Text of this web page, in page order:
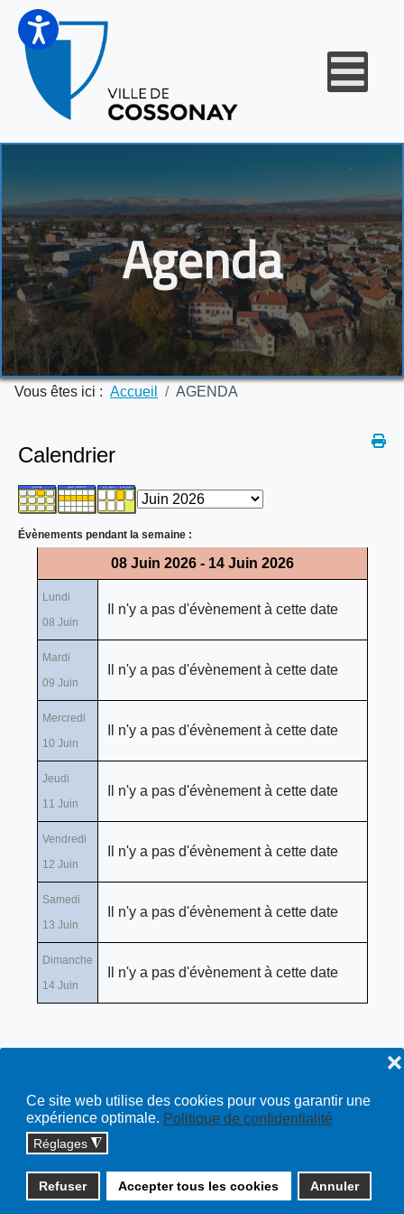
Ce site web utilise des cookies pour vous garantir une
expérience optimale. Politique de confidentialité
Réglages ◮
Refuser Accepter tous les cookies Annuler
❌
Agenda
Vous êtes ici : Accueil AGENDA
Calendrier
Évènements pendant la semaine :
08 Juin 2026 - 14 Juin 2026
Lundi
08 Juin
Il n'y a pas d'évènement à cette date
Mardi
09 Juin
Il n'y a pas d'évènement à cette date
Mercredi
10 Juin
Il n'y a pas d'évènement à cette date
Jeudi
11 Juin
Il n'y a pas d'évènement à cette date
Vendredi
12 Juin
Il n'y a pas d'évènement à cette date
Samedi
13 Juin
Il n'y a pas d'évènement à cette date
Dimanche
14 Juin
Il n'y a pas d'évènement à cette date
Copyright © 2026 cossonay.ch - tous droits réservés | site :
solutions informatiques